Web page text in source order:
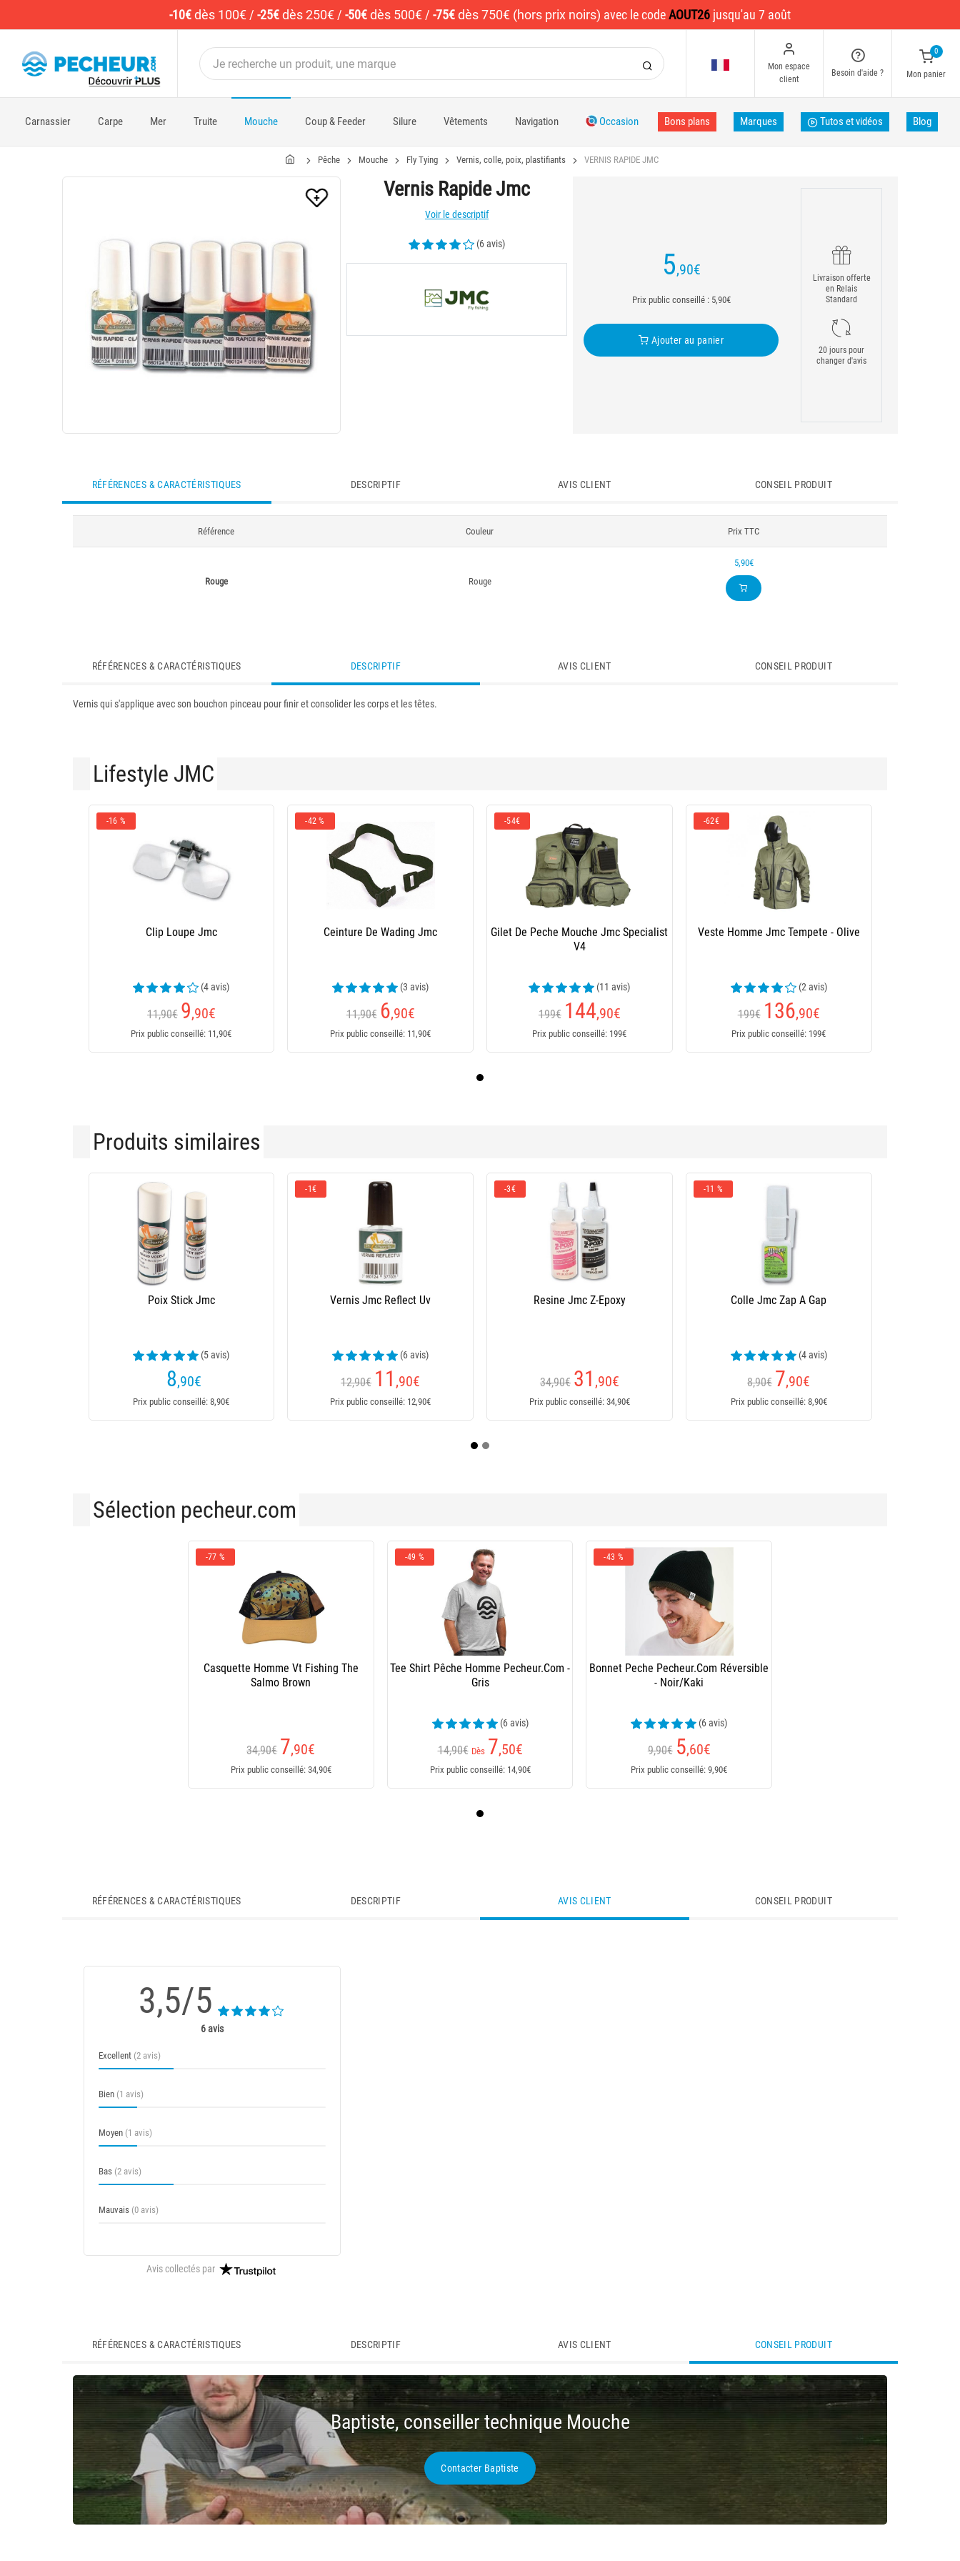
-10€dès 100€ / -25€dès 250€ / -50€dès 500€ / -75€dès 750€ (hors prix noirs) avec le codeAOUT26 jusqu'au 7 août
Mon espace
client
Besoin d'aide ?
0
Mon panier
Carnassier Carpe Mer Truite Mouche Coup & Feeder Silure Vêtements Navigation Occasion Bons plans Marques Tutos et vidéos Blog
Pêche Mouche Fly Tying Vernis, colle, poix, plastifiants VERNIS RAPIDE JMC
Vernis Rapide Jmc
Voir le descriptif
(6 avis)
5,90€
Prix public conseillé : 5,90€
Ajouter au panier
Livraison offerte
en Relais
Standard
20 jours pour
changer d'avis
RÉFÉRENCES & CARACTÉRISTIQUES DESCRIPTIF AVIS CLIENT CONSEIL PRODUIT
Référence Couleur Prix TTC
Rouge Rouge
5,90€
RÉFÉRENCES & CARACTÉRISTIQUES DESCRIPTIF AVIS CLIENT CONSEIL PRODUIT
Vernis qui s'applique avec son bouchon pinceau pour finir et consolider les corps et les têtes.
Lifestyle JMC
-16 %
Clip Loupe Jmc
(4 avis)
11,90€ 9,90€
Prix public conseillé: 11,90€
-42 %
Ceinture De Wading Jmc
(3 avis)
11,90€ 6,90€
Prix public conseillé: 11,90€
-54€
Gilet De Peche Mouche Jmc Specialist
V4
(11 avis)
199€ 144,90€
Prix public conseillé: 199€
-62€
Veste Homme Jmc Tempete - Olive
(2 avis)
199€ 136,90€
Prix public conseillé: 199€
Produits similaires
Colle Jmc Zap Ca
(2 avis)
8,90€
Prix public conseillé: 8,90€
-1€
Torche Jmc Uv Power
(2 avis)
16,90€ 15 ,90€
Prix public conseillé: 16,90€
-20 %
Colle Jmc Zap O Spéciale Foams
19,90€ 15 ,90€
Prix public conseillé: 19,90€
-1€
Colle Jmc Epoxy 90 Secondes
14,90€ 13,90
Prix public conseillé: 14,90€
Sélection pecheur.com
-77 %
Casquette Homme Vt Fishing The
Salmo Brown
34,90€ 7,90€
Prix public conseillé: 34,90€
-49 %
Tee Shirt Pêche Homme Pecheur.Com -
Gris
(6 avis)
14,90€ Dès 7,50€
Prix public conseillé: 14,90€
-43 %
Bonnet Peche Pecheur.Com Réversible
- Noir/Kaki
(6 avis)
9,90€ 5,60€
Prix public conseillé: 9,90€
RÉFÉRENCES & CARACTÉRISTIQUES DESCRIPTIF AVIS CLIENT CONSEIL PRODUIT
3,5/5
6 avis
Excellent (2 avis)
Bien (1 avis)
Moyen (1 avis)
Bas (2 avis)
Mauvais (0 avis)
Avis collectés par
RÉFÉRENCES & CARACTÉRISTIQUES DESCRIPTIF AVIS CLIENT CONSEIL PRODUIT
Baptiste, conseiller technique Mouche
Contacter Baptiste